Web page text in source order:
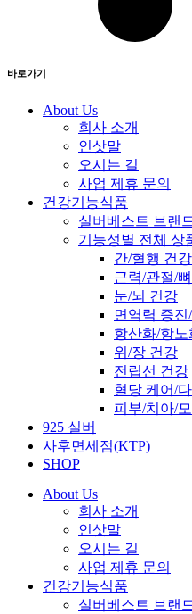
바로가기
About Us
회사 소개
인삿말
오시는 길
사업 제휴 문의
건강기능식품
실버베스트 브랜
기능성별 전체 상
간/혈행 건강
근력/관절/
눈/뇌 건강
면역력 증
항산화/항노
위/장 건강
전립선 건강
혈당 케어/
피부/치아/
925 실버
사후면세점(KTP)
SHOP
About Us
회사 소개
인삿말
오시는 길
사업 제휴 문의
건강기능식품
실버베스트 브랜